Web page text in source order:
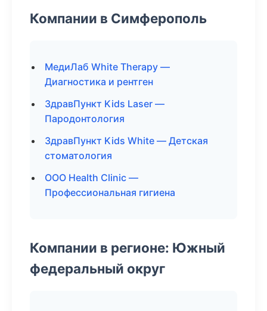
Компании в Симферополь
МедиЛаб White Therapy —
Диагностика и рентген
ЗдравПункт Kids Laser —
Пародонтология
ЗдравПункт Kids White — Детская
стоматология
ООО Health Clinic —
Профессиональная гигиена
Компании в регионе: Южный
федеральный округ